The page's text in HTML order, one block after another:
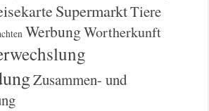
SupermarktTiere
WerbungWortherkunft
Zusammen- und